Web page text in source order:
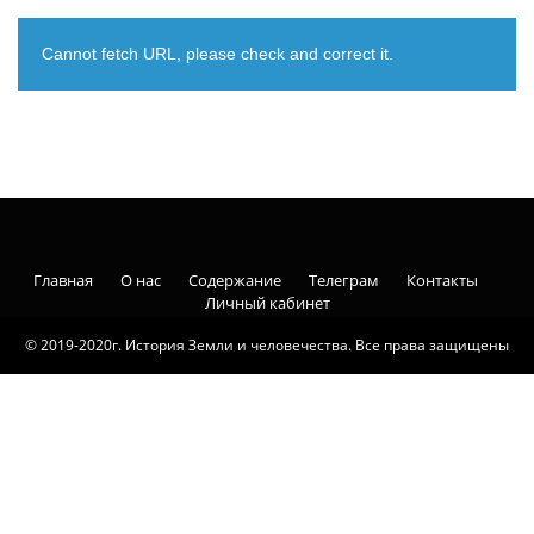
Cannot fetch URL, please check and correct it.
© 2019-2020г. История Земли и человечества. Все права защищены
Главная О нас Содержание Телеграм
Контакты
Личный кабинет